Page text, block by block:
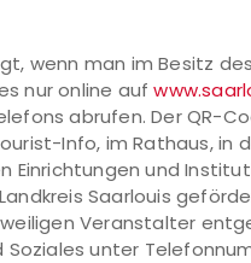
wenn man im Besitz
nur online auf
abrufen. Der QR-
Info, im Rathaus, in
Einrichtungen und
Saarlouis
Veranstalter
unter